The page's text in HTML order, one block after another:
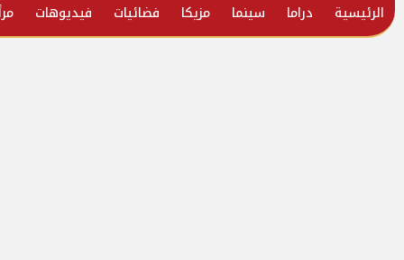
الرئيسية دراما سينما مزيكا فضائيات فيديوهات